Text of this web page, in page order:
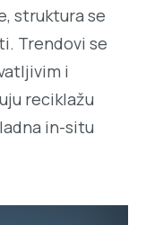
struktura se
Trendovi se
i
reciklažu
in-situ